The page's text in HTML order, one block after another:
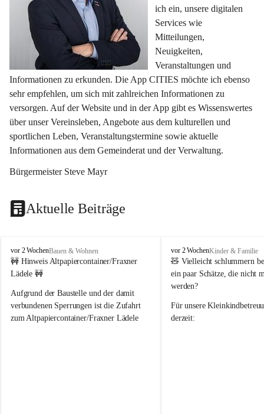
ich ein, unsere digitalen
Services wie
Mitteilungen,
Neuigkeiten,
Veranstaltungen und
Informationen zu erkunden. Die App CITIES möchte ich ebenso
sehr empfehlen, um sich mit zahlreichen Informationen zu
versorgen. Auf der Website und in der App gibt es Wissenswertes
über unser Vereinsleben, Angebote aus dem kulturellen und
sportlichen Leben, Veranstaltungstermine sowie aktuelle
Informationen aus dem Gemeinderat und der Verwaltung.
Bürgermeister Steve Mayr
Aktuelle Beiträge
F
r
a
e
r
n
vor 2 WochenBauen & Wohnen
🚧 Hinweis Altpapiercontainer/Fraxner
Lädele 🚧
Aufgrund der Baustelle und der damit
verbundenen Sperrungen ist die Zufahrt
zum Altpapiercontainer/Fraxner Lädele
F
r
a
x
r
n
vor 2 WochenKinder & Familie
🧸 Vielleicht schlummern
ein paar Schätze, die nicht
werden?
Für unsere
derzeit: